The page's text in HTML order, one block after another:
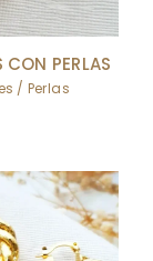
CON PERLAS
Perlas